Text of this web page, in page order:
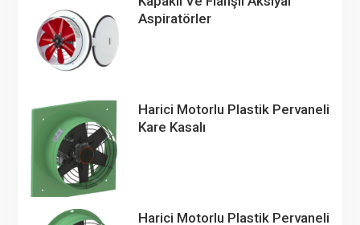
Aspiratörler
Harici Motorlu Plastik Pervaneli
Kare Kasalı
Harici Motorlu Plastik Pervaneli